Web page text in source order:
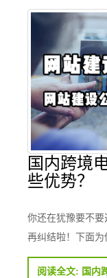
国内跨境
些优势？
你还在犹豫要不要
再纠结啦！下面为
阅读全文: 国内